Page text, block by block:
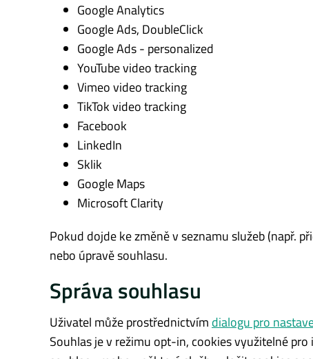
Google Analytics
Google Ads, DoubleClick
Google Ads - personalized
YouTube video tracking
Vimeo video tracking
TikTok video tracking
Facebook
LinkedIn
Sklik
Google Maps
Microsoft Clarity
Pokud dojde ke změně v seznamu služeb (např.
nebo úpravě souhlasu.
Správa souhlasu
Uživatel může prostřednictvím dialogu pro
Souhlas je v režimu opt-in, cookies využitelné